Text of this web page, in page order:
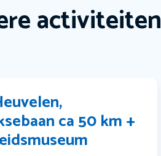
activiteiten
ca 50 km +